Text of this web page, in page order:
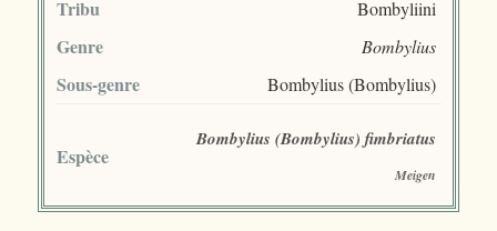
Tribu Bombyliini
Genre Bombylius
Sous-genre Bombylius (Bombylius)
Espèce
Bombylius (Bombylius) fimbriatus
Meigen